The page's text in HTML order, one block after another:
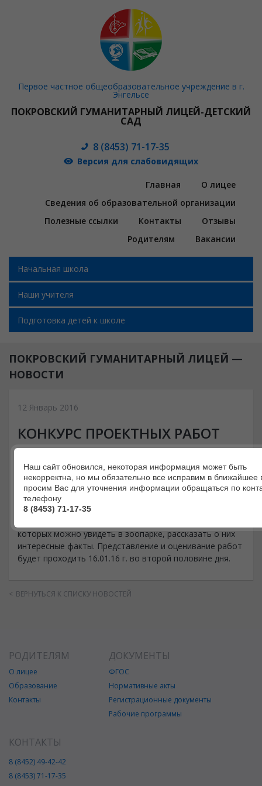
Первое частное общеобразовательное учреждение в г.
Энгельсе
ПОКРОВСКИЙ ГУМАНИТАРНЫЙ ЛИЦЕЙ-ДЕТСКИЙ
САД
8 (8453) 71-17-35
Версия для слабовидящих
Главная
О лицее
Сведения об образовательной организации
Полезные ссылки
Контакты
Отзывы
Родителям
Вакансии
Начальная школа
Наши учителя
Подготовка детей к школе
ПОКРОВСКИЙ ГУМАНИТАРНЫЙ ЛИЦЕЙ —
НОВОСТИ
12 Январь 2016
КОНКУРС ПРОЕКТНЫХ РАБОТ
«ЖИВОТНЫЕ ЗООПАРКА»
С 12.01.16 г. по 16.01.16 г. объявляется конкурс
проектных работ «Животные зоопарка». Лицеисты
которых можно увидеть в зоопарке, рассказать о них
интересные факты. Представление и оценивание работ
будет проходить 16.01.16 г. во второй половине дня.
ВЕРНУТЬСЯ К СПИСКУ НОВОСТЕЙ
РОДИТЕЛЯМ
О лицее
Образование
Контакты
ДОКУМЕНТЫ
ФГОС
Нормативные акты
Регистрационные документы
Рабочие программы
КОНТАКТЫ
8 (8452) 49-42-42
8 (8453) 71-17-35
Наш сайт обновился, некоторая информация может быть
некорректна, но мы обязательно все исправим в ближайшее
просим Вас для уточнения информации обращаться по
телефону
8 (8453) 71-17-35